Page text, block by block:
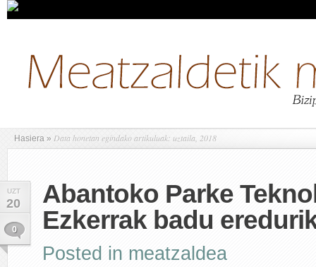
Hasiera » Data honetan egindako artikuluak: uztaila, 2018
UZT
20
0
Abantoko Parke
Ezkerrak badu
Posted in meatzaldea